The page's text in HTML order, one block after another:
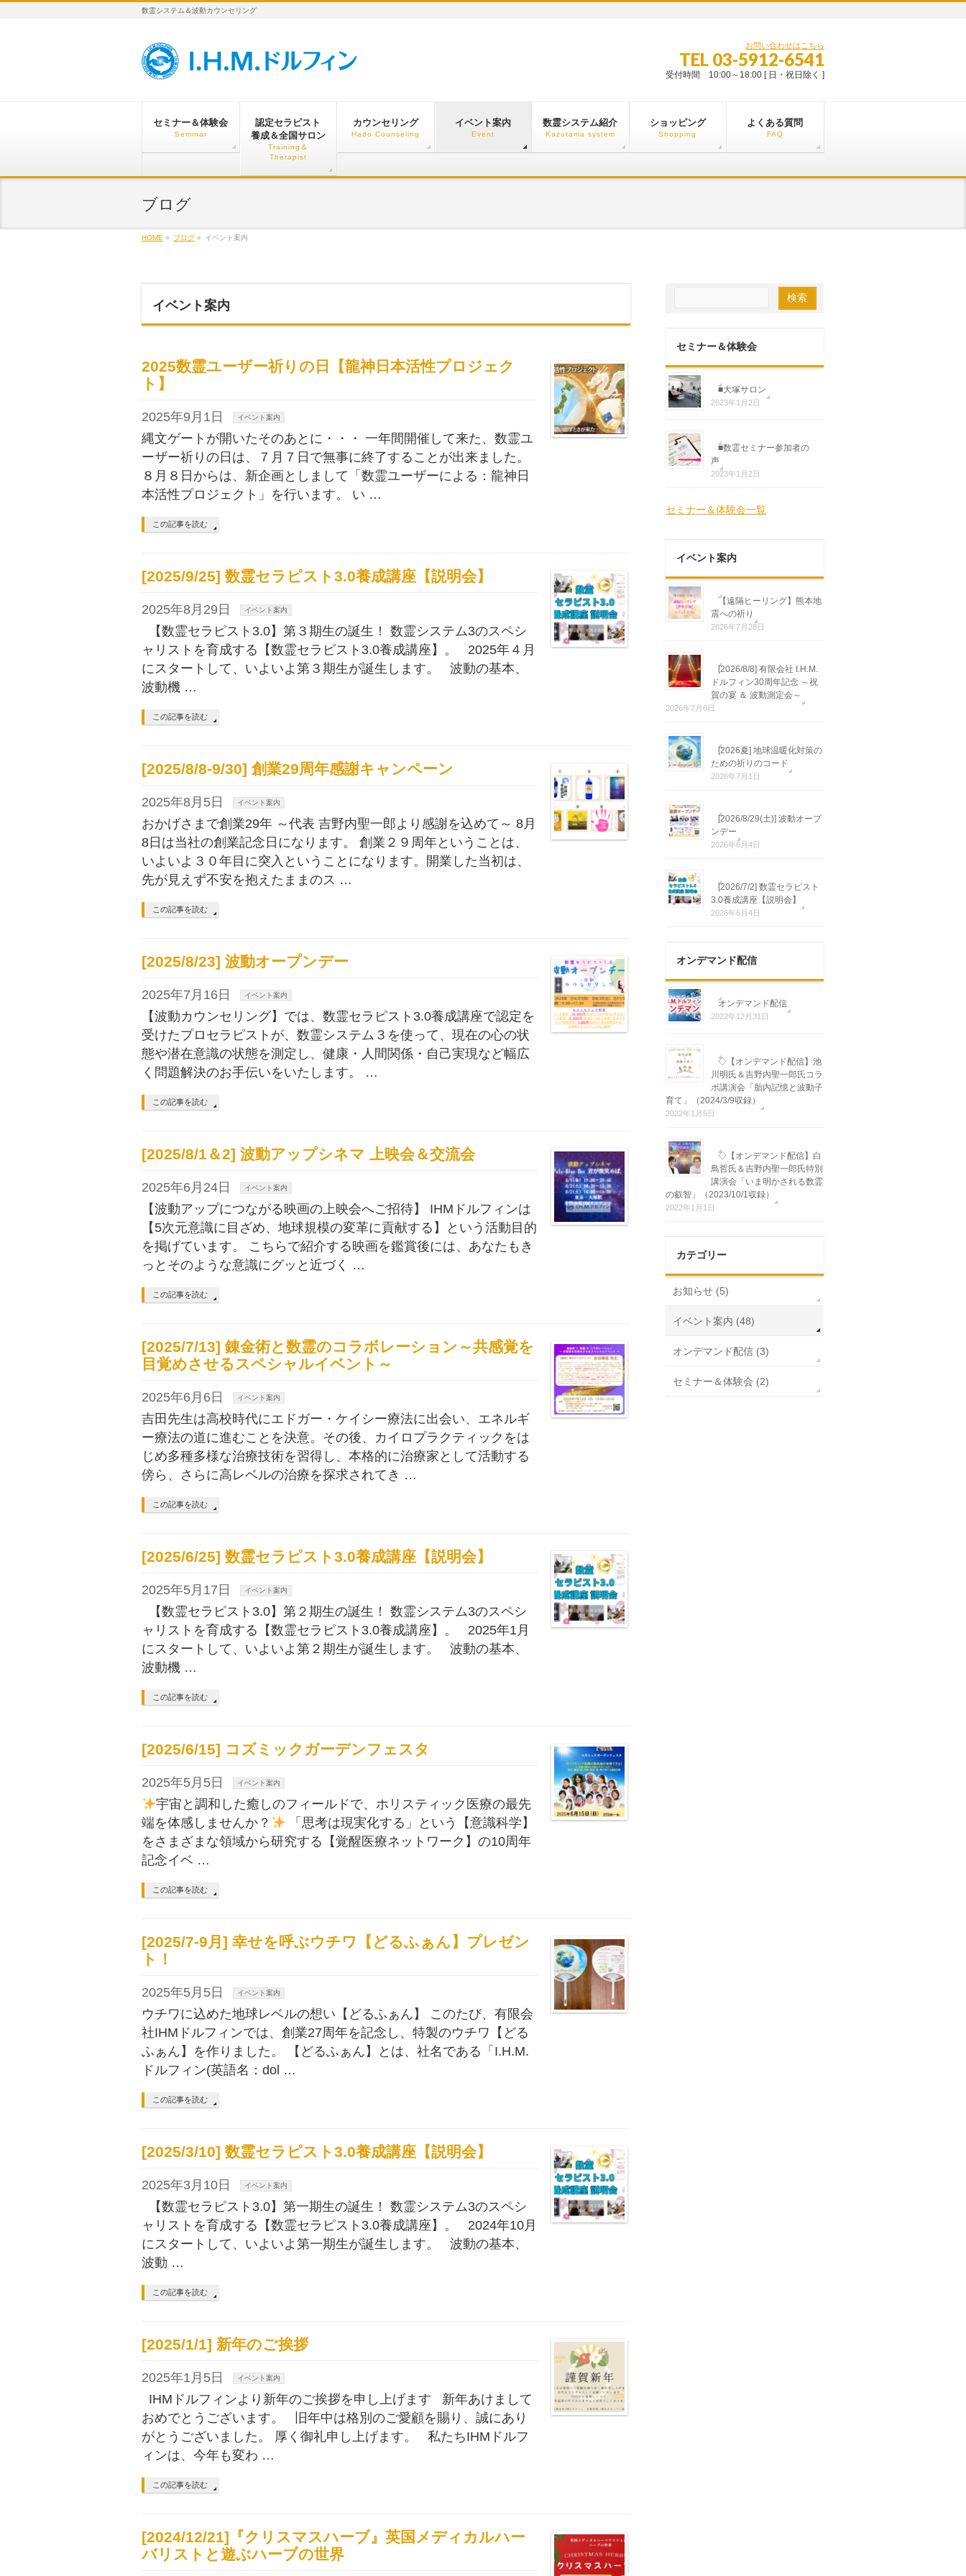
数霊システム＆波動カウンセリング
お問い合わせはこちら
TEL 03-5912-6541
受付時間 10:00～18:00 [ 日・祝日除く ]
セミナー＆体験会
Seminar
認定セラピスト
養成＆全国サロン
Training＆
Therapist
カウンセリング
Hado Counseling
イベント案内
Event
数霊システム紹介
Kazutama system
ショッピング
Shopping
よくある質問
FAQ
ブログ
HOME » ブログ » イベント案内
イベント案内
2025数霊ユーザー祈りの日【龍神日本活性プロジェク
ト】
2025年9月1日 イベント案内
縄文ゲートが開いたそのあとに・・・ 一年間開催して来た、数霊ユ
ーザー祈りの日は、７月７日で無事に終了することが出来ました。
８月８日からは、新企画としまして「数霊ユーザーによる：龍神日
本活性プロジェクト」を行います。 い …
この記事を読む
[2025/9/25] 数霊セラピスト3.0養成講座【説明会】
2025年8月29日 イベント案内
【数霊セラピスト3.0】第３期生の誕生！ 数霊システム3のスペシ
ャリストを育成する【数霊セラピスト3.0養成講座】。 2025年４月
にスタートして、いよいよ第３期生が誕生します。 波動の基本、
波動機 …
この記事を読む
[2025/8/8-9/30] 創業29周年感謝キャンペーン
2025年8月5日 イベント案内
おかげさまで創業29年 ～代表 吉野内聖一郎より感謝を込めて～ 8月
8日は当社の創業記念日になります。 創業２９周年ということは、
いよいよ３０年目に突入ということになります。開業した当初は、
先が見えず不安を抱えたままのス …
この記事を読む
[2025/8/23] 波動オープンデー
2025年7月16日 イベント案内
【波動カウンセリング】では、数霊セラピスト3.0養成講座で認定を
受けたプロセラピストが、数霊システム３を使って、現在の心の状
態や潜在意識の状態を測定し、健康・人間関係・自己実現など幅広
く問題解決のお手伝いをいたします。 …
この記事を読む
[2025/8/1＆2] 波動アップシネマ 上映会＆交流会
2025年6月24日 イベント案内
【波動アップにつながる映画の上映会へご招待】 IHMドルフィンは
【5次元意識に目ざめ、地球規模の変革に貢献する】という活動目的
を掲げています。 こちらで紹介する映画を鑑賞後には、あなたもき
っとそのような意識にグッと近づく …
この記事を読む
[2025/7/13] 錬金術と数霊のコラボレーション～共感覚を
目覚めさせるスペシャルイベント～
2025年6月6日 イベント案内
吉田先生は高校時代にエドガー・ケイシー療法に出会い、エネルギ
ー療法の道に進むことを決意。その後、カイロプラクティックをは
じめ多種多様な治療技術を習得し、本格的に治療家として活動する
傍ら、さらに高レベルの治療を探求されてき …
この記事を読む
[2025/6/25] 数霊セラピスト3.0養成講座【説明会】
2025年5月17日 イベント案内
【数霊セラピスト3.0】第２期生の誕生！ 数霊システム3のスペシ
ャリストを育成する【数霊セラピスト3.0養成講座】。 2025年1月
にスタートして、いよいよ第２期生が誕生します。 波動の基本、
波動機 …
この記事を読む
[2025/6/15] コズミックガーデンフェスタ
2025年5月5日 イベント案内
宇宙と調和した癒しのフィールドで、ホリスティック医療の最先
端を体感しませんか？
「思考は現実化する」という【意識科学】
をさまざまな領域から研究する【覚醒医療ネットワーク】の10周年
記念イベ …
この記事を読む
[2025/7-9月] 幸せを呼ぶウチワ【どるふぁん】プレゼン
ト！
2025年5月5日 イベント案内
ウチワに込めた地球レベルの想い【どるふぁん】 このたび、有限会
社IHMドルフィンでは、創業27周年を記念し、特製のウチワ【どる
ふぁん】を作りました。 【どるふぁん】とは、社名である「I.H.M.
ドルフィン(英語名：dol …
この記事を読む
[2025/3/10] 数霊セラピスト3.0養成講座【説明会】
2025年3月10日 イベント案内
【数霊セラピスト3.0】第一期生の誕生！ 数霊システム3のスペシ
ャリストを育成する【数霊セラピスト3.0養成講座】。 2024年10月
にスタートして、いよいよ第一期生が誕生します。 波動の基本、
波動 …
この記事を読む
[2025/1/1] 新年のご挨拶
2025年1月5日 イベント案内
IHMドルフィンより新年のご挨拶を申し上げます 新年あけまして
おめでとうございます。 旧年中は格別のご愛顧を賜り、誠にあり
がとうございました。 厚く御礼申し上げます。 私たちIHMドルフ
ィンは、今年も変わ …
この記事を読む
[2024/12/21]『クリスマスハーブ』英国メディカルハー
バリストと遊ぶハーブの世界
セミナー＆体験会
■大塚サロン
2023年1月2日
■数霊セミナー参加者の
声
2023年1月2日
セミナー＆体験会一覧
イベント案内
【遠隔ヒーリング】熊本地
震への祈り
2026年7月28日
[2026/8/8] 有限会社 I.H.M.
ドルフィン30周年記念 ～祝
賀の宴 ＆ 波動測定会～
2026年7月6日
[2026夏] 地球温暖化対策の
ための祈りのコード
2026年7月1日
[2026/8/29(土)] 波動オープ
ンデー
2026年6月4日
[2026/7/2] 数霊セラピスト
3.0養成講座【説明会】
2026年6月4日
オンデマンド配信
オンデマンド配信
2022年12月31日
◇【オンデマンド配信】池
川明氏＆吉野内聖一郎氏コラ
ボ講演会「胎内記憶と波動子
育て」（2024/3/9収録）
2022年1月5日
◇【オンデマンド配信】白
鳥哲氏＆吉野内聖一郎氏特別
講演会「いま明かされる数霊
の叡智」（2023/10/1収録）
2022年1月1日
カテゴリー
お知らせ (5)
イベント案内 (48)
オンデマンド配信 (3)
セミナー＆体験会 (2)